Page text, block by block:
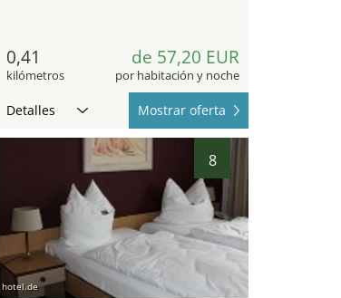
0,41
kilómetros
de 57,20 EUR
por habitación y noche
Detalles Mostrar oferta
8
hotel.de